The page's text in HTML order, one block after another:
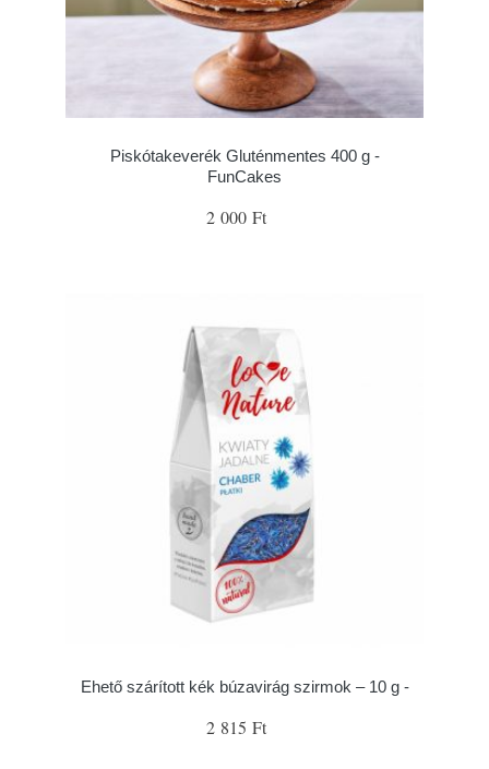
Piskótakeverék Gluténmentes 400 g -
FunCakes
2 000 Ft
Ehető szárított kék búzavirág szirmok – 10 g -
2 815 Ft